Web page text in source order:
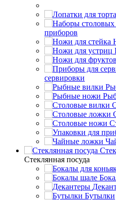
приборов
сервировки
Стеклянная посуда
Бутылки